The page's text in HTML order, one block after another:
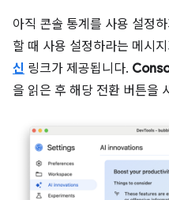
아직 콘솔 통계를 사용 설정
할 때 사용 설정하라는 메시
신 링크가 제공됩니다.
을 읽은 후 해당 전환 버튼을